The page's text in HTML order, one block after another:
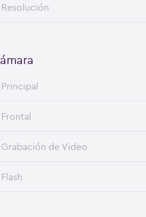
Resolución
Principal
Frontal
Grabación de Video
Flash